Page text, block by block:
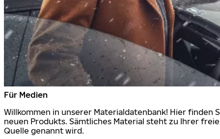
Für Medien
Willkommen in unserer Materialdatenbank! Hier finden
neuen Produkts. Sämtliches Material steht zu Ihrer
Quelle genannt wird.